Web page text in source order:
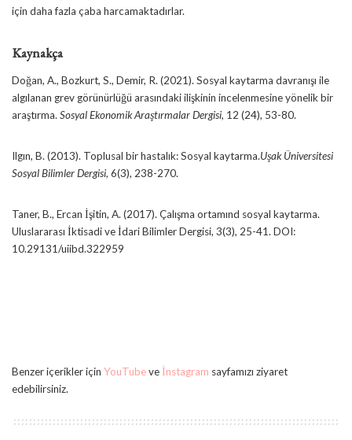
için daha fazla çaba harcamaktadırlar.
Kaynakça
Doğan, A., Bozkurt, S., Demir, R. (2021). Sosyal kaytarma davranışı ile
algılanan grev görünürlüğü arasındaki ilişkinin incelenmesine yönelik bir
araştırma. Sosyal Ekonomik Araştırmalar Dergisi, 12 (24), 53-80.
Ilgın, B. (2013). Toplusal bir hastalık: Sosyal kaytarma.Uşak Üniversitesi
Sosyal Bilimler Dergisi, 6(3), 238-270.
Taner, B., Ercan İşitin, A. (2017). Çalışma ortamınd sosyal kaytarma.
Uluslararası İktisadi ve İdari Bilimler Dergisi, 3(3), 25-41. DOI:
10.29131/uiibd.322959
Benzer içerikler için YouTubeve İnstagram sayfamızı ziyaret
edebilirsiniz.